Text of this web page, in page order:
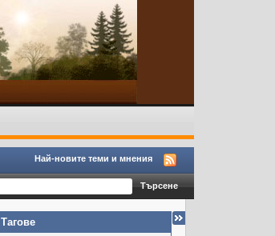
Най-новите теми и мнения
Тагове